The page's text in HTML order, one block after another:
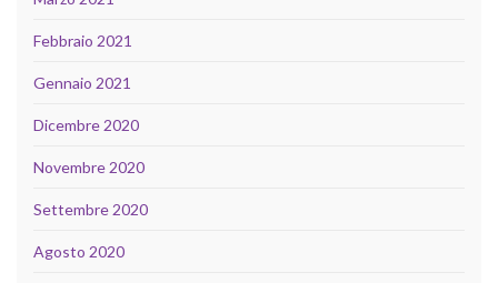
Febbraio 2021
Gennaio 2021
Dicembre 2020
Novembre 2020
Settembre 2020
Agosto 2020